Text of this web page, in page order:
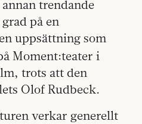
trendande
på en
uppsättning som
Moment:teater i
trots att den
Olof Rudbeck.
verkar generellt